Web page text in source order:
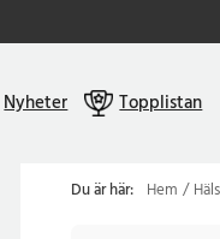
Nyheter Topplistan
Du är här: Hem